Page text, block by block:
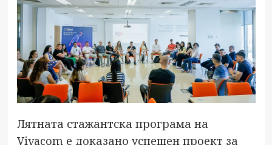
Лятната стажантска програма на
Vivacom е доказано успешен проект за